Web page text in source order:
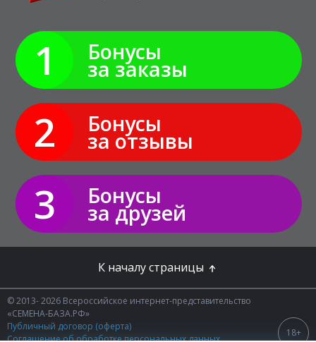
1 Бонусы
за заказы
2 Бонусы
за отзывы
3 Бонусы
за друзей
К началу страницы
© 2013- 2026 Всероссийское интернет-представительство
«СЕМЕНА-БАЗА.РФ»
Публичный договор (оферта)
Соглашение об обработке персональных данных
18+